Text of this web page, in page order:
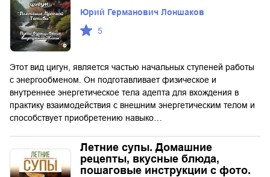
Юрий Германович Лоншаков
5
Этот вид цигун, является частью начальных ступеней работы
с энергообменом. Он подготавливает физическое и
внутреннее энергетическое тела адепта для вхождения в
практику взаимодействия с внешним энергетическим телом и
способствует приобретению навыко…
Летние супы. Домашние
рецепты, вкусные блюда,
пошаговые инструкции с фото.